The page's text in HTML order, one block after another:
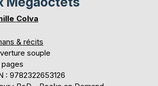
Colva
& récits
souple
: 9782322653126